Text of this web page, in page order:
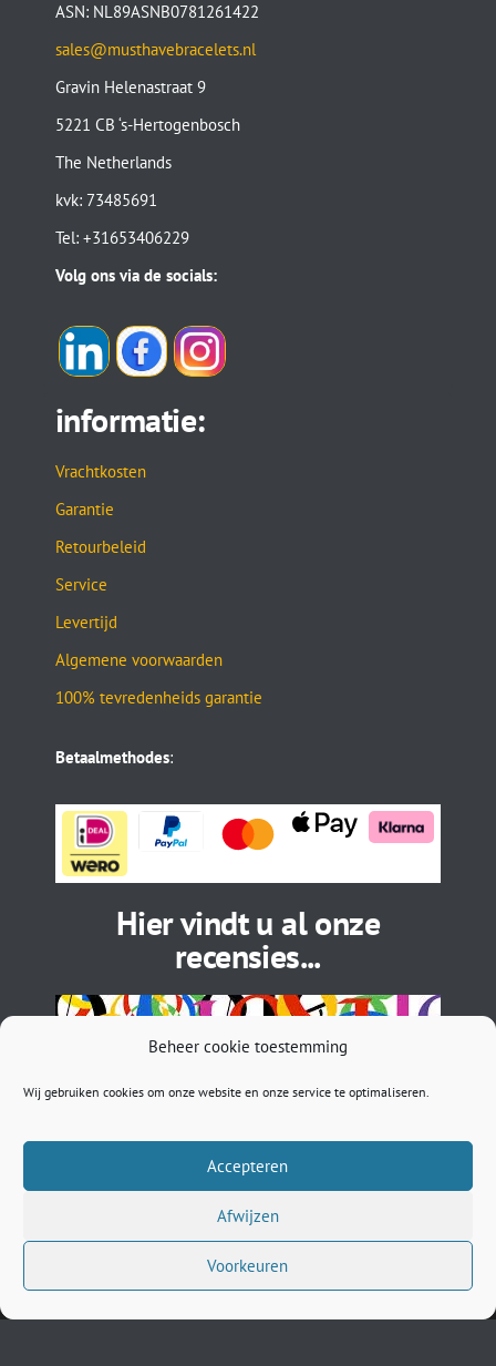
Beheer cookie toestemming
Wij gebruiken cookies om onze website en onze service te optimaliseren.
Accepteren
Afwijzen
Voorkeuren
ASN: NL89ASNB0781261422
sales@musthavebracelets.nl
Gravin Helenastraat 9
5221 CB ‘s-Hertogenbosch
The Netherlands
kvk: 73485691
Tel: +31653406229
Volg ons via de socials:
informatie:
Vrachtkosten
Garantie
Retourbeleid
Service
Levertijd
Algemene voorwaarden
100% tevredenheids garantie
Betaalmethodes:
Hier vindt u al onze
recensies...
89ASNB 0781261422 | sales@musthavebracelets.nl
Gravin Helenastraat 9 5221 CB ‘s-Hertogenbosch The
Netherlands | KvK: 73485691 | Tel: +31736330220 | Tel: